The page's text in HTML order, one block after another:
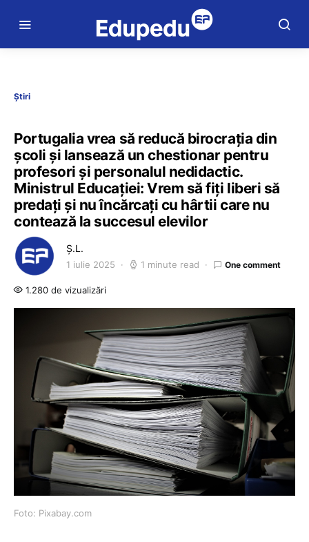
Știri
Portugalia vrea să reducă birocrația din
școli și lansează un chestionar pentru
profesori și personalul nedidactic.
Ministrul Educației: Vrem să fiți liberi să
predați și nu încărcați cu hârtii care nu
contează la succesul elevilor
Ș.L.
1 iulie 2025 1 minute read One comment
1.280 de vizualizări
Foto: Pixabay.com